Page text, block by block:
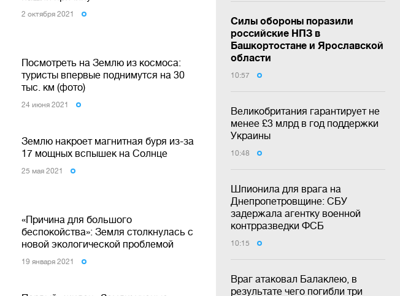
Силы обороны поразили
российские НПЗ в
Башкортостане и Ярославской
области
10:57
Великобритания гарантирует не
менее £3 млрд в год поддержки
Украины
10:48
Шпионила для врага на
Днепропетровщине: СБУ
задержала агентку военной
контрразведки ФСБ
10:15
Враг атаковал Балаклею, в
результате чего погибли три
2 октября 2021
Посмотреть на Землю из космоса:
туристы впервые поднимутся на 30
тыс. км (фото)
24 июня 2021
Землю накроет магнитная буря из-за
17 мощных вспышек на Солнце
25 мая 2021
«Причина для большого
беспокойства»: Земля столкнулась с
новой экологической проблемой
19 января 2021